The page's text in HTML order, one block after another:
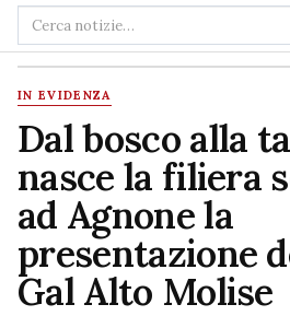
Cerca
nel
sito
IN EVIDENZA
Dal bosco alla
nasce la filiera
ad Agnone la
presentazione
Gal Alto Molise